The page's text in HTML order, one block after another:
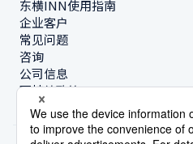
东横INN使用指南
企业客户
常见问题
咨询
公司信息
可持续政策